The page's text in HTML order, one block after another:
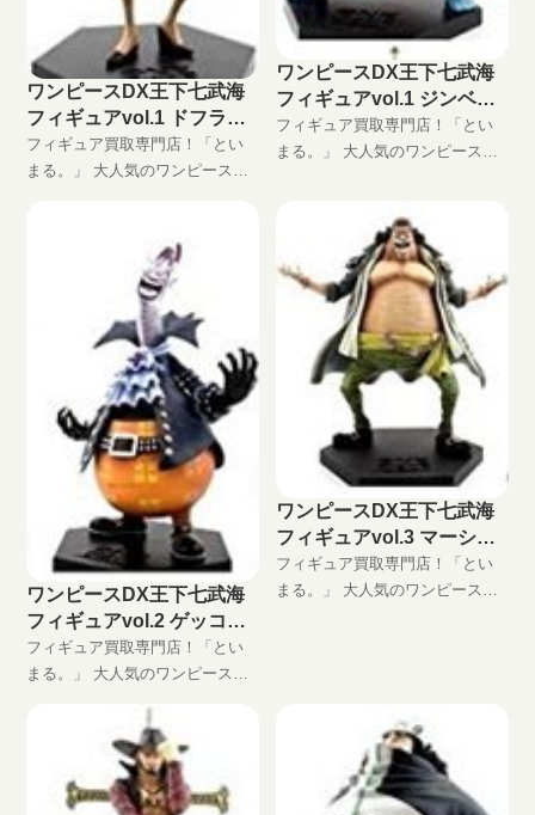
ワンピースDX王下七武海
フィギュアvol.1 ドフラミ
ンゴの買取価格
フィギュア買取専門店！「とい
まる。」 大人気のワンピースプ
ズ、ワンピースDX王下七武海フ
ィギュアvol.1 ドフラミンゴ高価
買取します！ DXF買取はといま
る。におまかせ！ 完全無料の宅
配買取でフィギュアをお買い取
ワンピースDX王下七武海
フィギュアvol.1 ジンベエ
の買取価格
フィギュア買取専門店！「とい
まる。」 大人気のワンピースプ
ズ、ワンピースDX王下七武海フ
ィギュアvol.1 ジンベエ高価買取
します！ DXF買取はといまる。
におまかせ！ 完全無料の宅配買
取でフィギュアをお買い取りし
ます！
ワンピースDX王下七武海
フィギュアvol.2 ゲッコ
ー・モリアの買取価格
フィギュア買取専門店！「とい
まる。」 大人気のワンピースプ
ア「GRAND LINE MEN」シリー
ズ、ワンピースDX王下七武海フ
ィギュアvol.2 ゲッコー・モリア
高価買取します！ DXF買取はと
ワンピースDX王下七武海
フィギュアvol.3 マーシャ
ル・Ｄ・ティーチの買取価
格
フィギュア買取専門店！「とい
まる。」 大人気のワンピースプ
ティーチ高価買取します！ DXF
買取はといまる。におまかせ！
完全無料の宅配買取でフィギュ
アをお買い取りします！